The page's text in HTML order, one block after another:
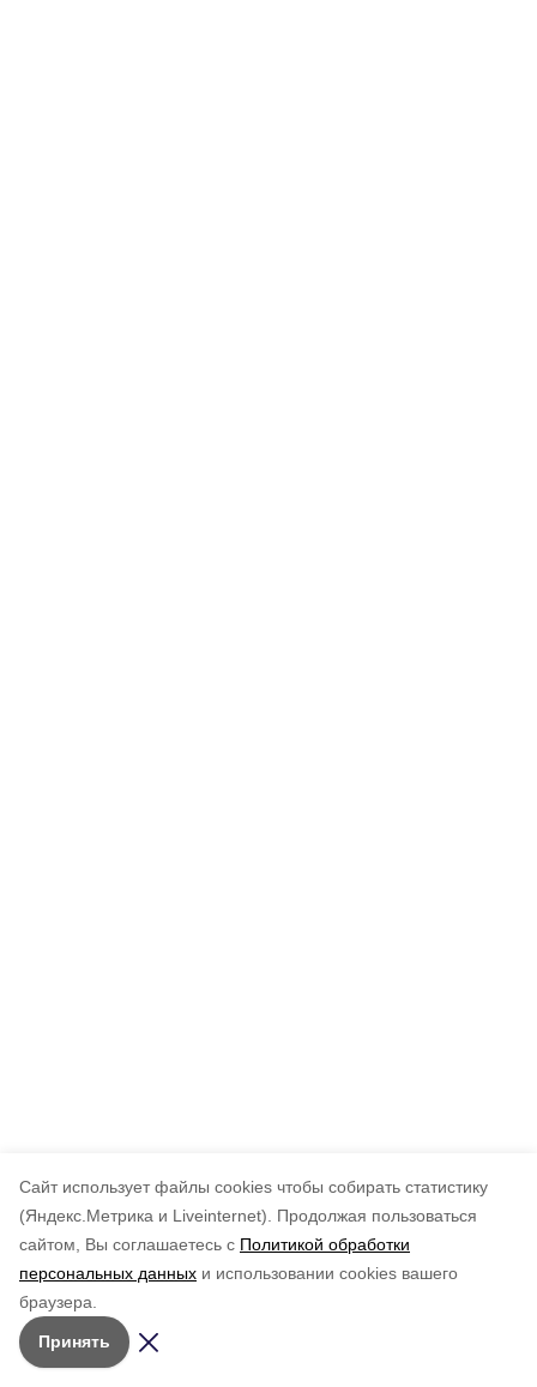
Cайт использует файлы cookies чтобы собирать статистику
(Яндекс.Метрика и Liveinternet).
Продолжая пользоваться
сайтом, Вы соглашаетесь с Политикой обработки
персональных данных и использовании cookies вашего
браузера.
Принять